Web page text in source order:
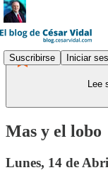
Suscribirse Iniciar
Lee
Mas y el lobo
Lunes, 14 de